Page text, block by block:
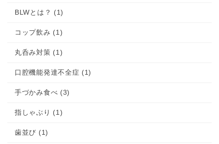
BLWとは？ (1)
コップ飲み (1)
丸呑み対策 (1)
口腔機能発達不全症 (1)
手づかみ食べ (3)
指しゃぶり (1)
歯並び (1)